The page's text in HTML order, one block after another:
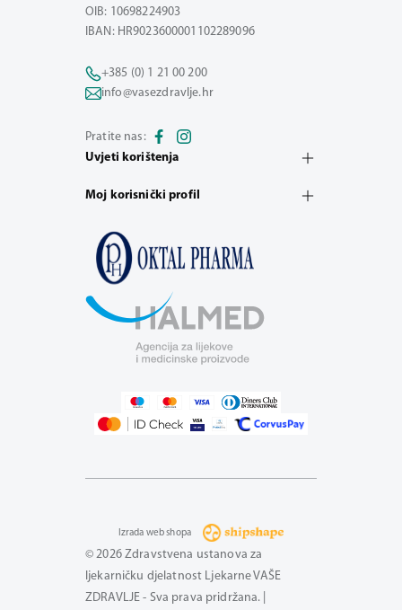
OIB: 10698224903
IBAN: HR9023600001102289096
+385 (0) 1 21 00 200
info@vasezdravlje.hr
Pratite nas:
Uvjeti korištenja
Moj korisnički profil
© 2026 Zdravstvena ustanova za
ljekarničku djelatnost Ljekarne VAŠE
ZDRAVLJE - Sva prava pridržana. |
Izrada web shopa